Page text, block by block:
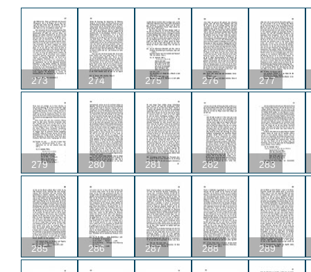
273 274 275 276 277
279 280 281 282 283
285 286 287 288 289